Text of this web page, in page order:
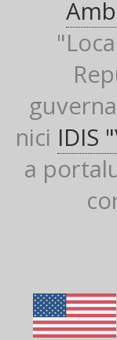
nici IDIS
a